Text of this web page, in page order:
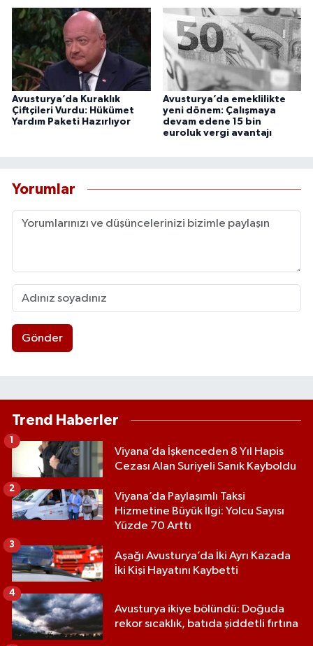
Avusturya’da Kuraklık
Çiftçileri Vurdu: Hükümet
Yardım Paketi Hazırlıyor
Avusturya’da emeklilikte
yeni dönem: Çalışmaya
devam edene 15 bin
euroluk vergi avantajı
Yorumlar
Gönder
Trend Haberler
Viyana’da İşkenceden 8 Yıl Hapis
Cezası Alan Suriyeli Sanık Kayboldu
1
Viyana’da Paylaşımlı Taksi
Hizmetine Büyük İlgi: Yolcu Sayısı
Yüzde 70 Arttı
2
Aşağı Avusturya’da İki Ayrı Kazada
İki Kişi Hayatını Kaybetti
3
Avusturya ikiye bölündü: Doğuda
rekor sıcaklık, batıda şiddetli fırtına
4